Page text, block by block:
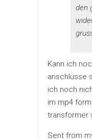
den
Kann ich
anschlüsse
ich noch
im mp4
transformer
Sent from